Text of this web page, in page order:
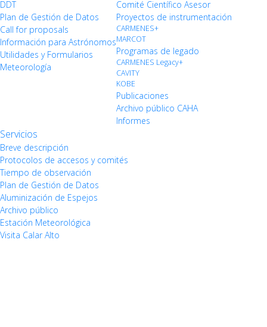
DDT
Plan de Gestión de Datos
Call for proposals
Información para Astrónomos
Utilidades y Formularios
Meteorología
Comité Científico Asesor
Proyectos de instrumentación
CARMENES+
MARCOT
Programas de legado
CARMENES Legacy+
CAVITY
KOBE
Publicaciones
Archivo público CAHA
Informes
Servicios
Breve descripción
Protocolos de accesos y comités
Tiempo de observación
Plan de Gestión de Datos
Aluminización de Espejos
Archivo público
Estación Meteorológica
Visita Calar Alto